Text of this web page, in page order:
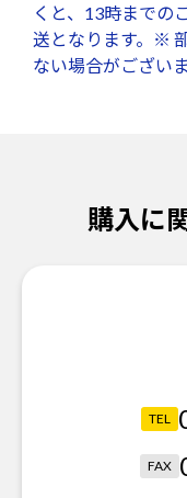
くと、13時までの
送となります。※
ない場合がございま
購入に
TEL
FAX